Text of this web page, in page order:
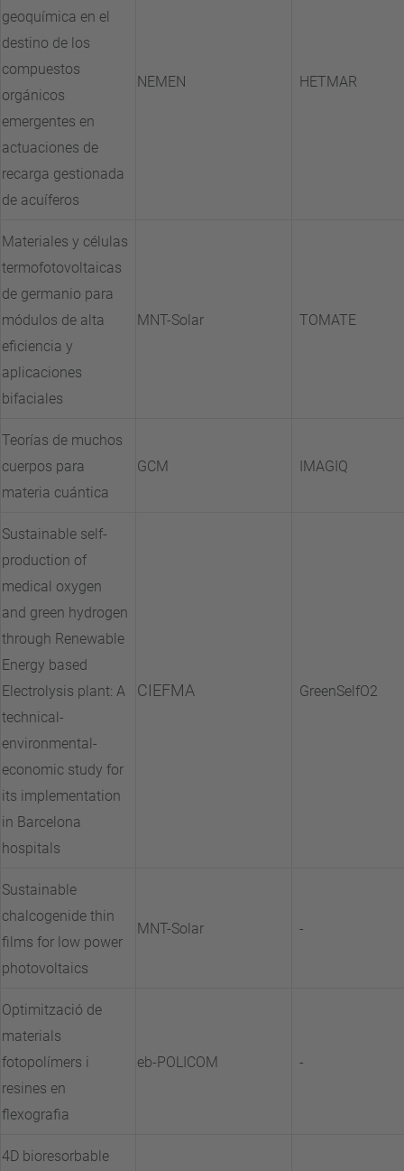
geoquímica en el
destino de los
compuestos
orgánicos
emergentes en
actuaciones de
recarga gestionada
de acuíferos
NEMEN HETMAR
Materiales y células
termofotovoltaicas
de germanio para
módulos de alta
eficiencia y
aplicaciones
bifaciales
MNT-Solar TOMATE
Teorías de muchos
cuerpos para
materia cuántica
GCM IMAGIQ
Sustainable self-
production of
medical oxygen
and green hydrogen
through Renewable
Energy based
Electrolysis plant: A
technical-
environmental-
economic study for
its implementation
in Barcelona
hospitals
CIEFMA GreenSelfO2
Sustainable
chalcogenide thin
films for low power
photovoltaics
MNT-Solar -
Optimització de
materials
fotopolímers i
resines en
flexografia
eb-POLICOM -
4D bioresorbable